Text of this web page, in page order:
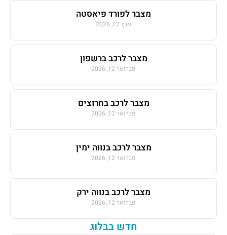
מצבר לפורד פיאסטה
מרץ 22, 2026
מצבר לרכב ברשפון
פברואר 12, 2026
מצבר לרכב בחרוצים
פברואר 12, 2026
מצבר לרכב בנווה ימין
פברואר 12, 2026
מצבר לרכב בנווה ירק
פברואר 12, 2026
חדש בבלוג